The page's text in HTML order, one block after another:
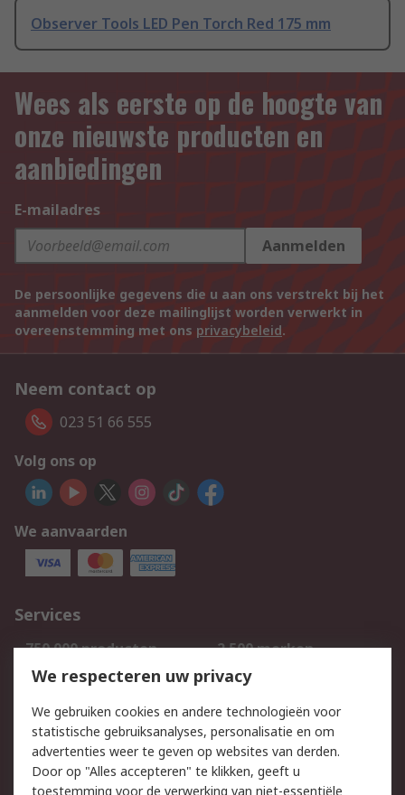
Observer Tools LED Pen Torch Red 175 mm
Wees als eerste op de hoogte van
onze nieuwste producten en
aanbiedingen
E-mailadres
Aanmelden
De persoonlijke gegevens die u aan ons verstrekt bij het
aanmelden voor deze mailinglijst worden verwerkt in
overeenstemming met ons privacybeleid.
Neem contact op
023 51 66 555
Volg ons op
We aanvaarden
Services
750.000 producten
2.500 merken
Bestellen
Inkoopoplossingen
Track & Trace
Wettelijk
We respecteren uw privacy
We gebruiken cookies en andere technologieën voor
statistische gebruiksanalyses, personalisatie en om
advertenties weer te geven op websites van derden.
Door op "Alles accepteren" te klikken, geeft u
toestemming voor de verwerking van niet-essentiële